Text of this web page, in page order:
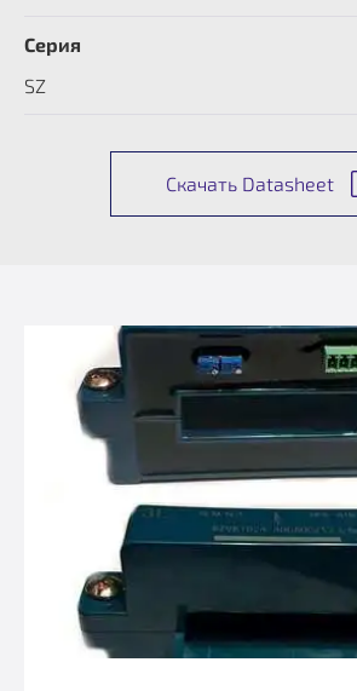
Серия
SZ
Скачать Datasheet